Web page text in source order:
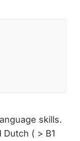
skills.
( > B1